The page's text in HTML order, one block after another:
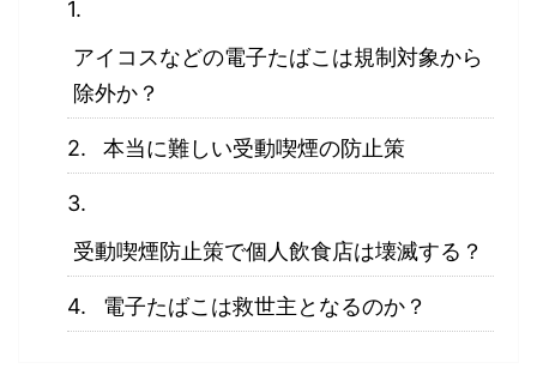
アイコスなどの電子たばこは規制対象から
除外か？
本当に難しい受動喫煙の防止策
受動喫煙防止策で個人飲食店は壊滅する？
電子たばこは救世主となるのか？